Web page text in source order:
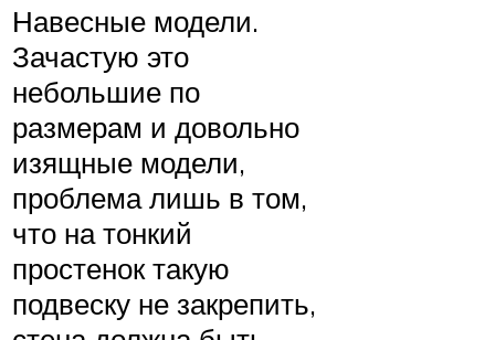
Навесные модели.
Зачастую это
небольшие по
размерам и довольно
изящные модели,
проблема лишь в том,
что на тонкий
простенок такую
подвеску не закрепить,